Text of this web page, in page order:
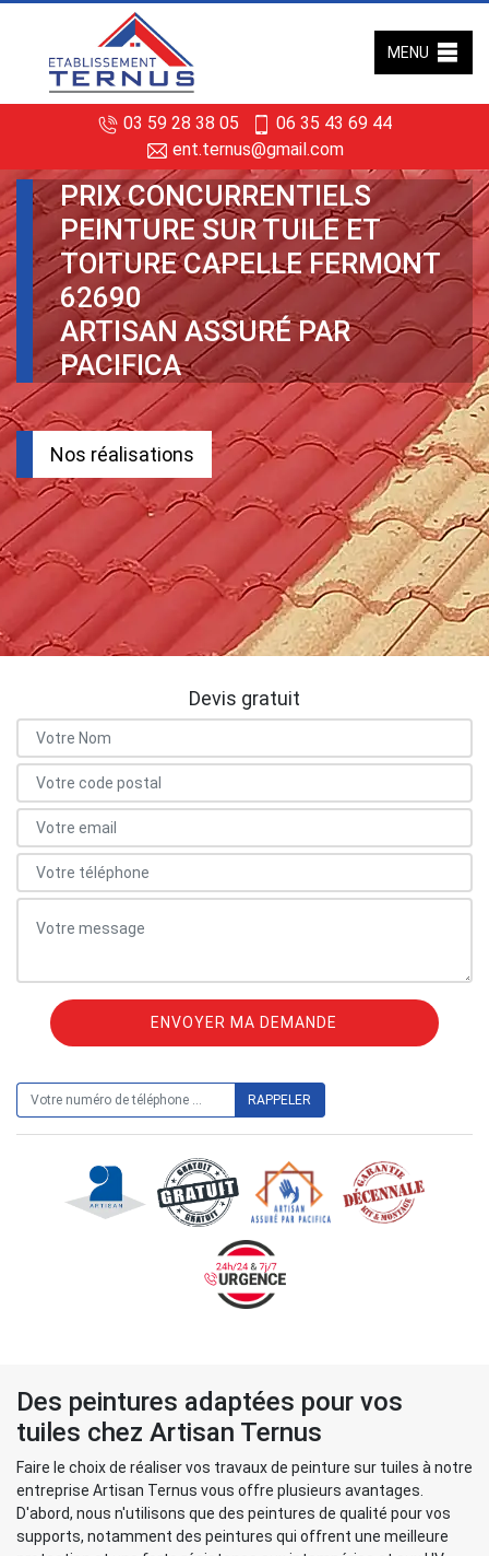
03 59 28 38 05
06 35 43 69 44
ent.ternus@gmail.com
MENU
PRIX CONCURRENTIELS
PEINTURE SUR TUILE ET
TOITURE CAPELLE FERMONT
62690
ARTISAN ASSURÉ PAR
PACIFICA
Nos réalisations
Devis gratuit
Des peintures adaptées pour vos
tuiles chez Artisan Ternus
Faire le choix de réaliser vos travaux de peinture sur tuiles à notre
entreprise Artisan Ternus vous offre plusieurs avantages.
D'abord, nous n'utilisons que des peintures de qualité pour vos
supports, notamment des peintures qui offrent une meilleure